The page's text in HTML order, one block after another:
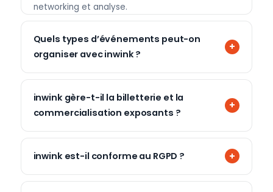
networking et analyse.
Quels types d’événements peut-on
organiser avec inwink ?
inwink gère-t-il la billetterie et la
commercialisation exposants ?
inwink est-il conforme au RGPD ?